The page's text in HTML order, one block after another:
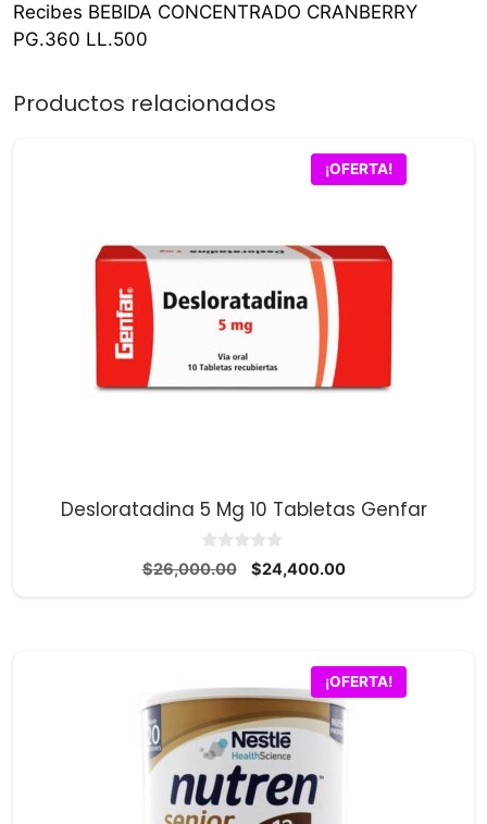
Recibes BEBIDA CONCENTRADO CRANBERRY
PG.360 LL.500
Productos relacionados
¡OFERTA!
Desloratadina 5 Mg 10 Tabletas Genfar
0
d
$26,000.00
El
$24,400.00El
¡OFERTA!